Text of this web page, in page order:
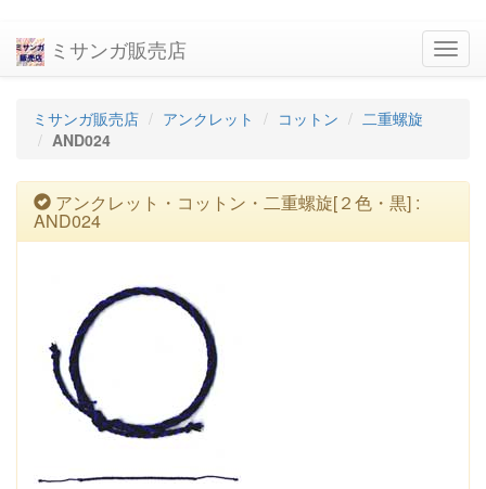
ミサンガ販売店
ミサンガ販売店 アンクレット コットン
二重螺旋
AND024
アンクレット・コットン・二重螺旋[２色・黒] :
AND024